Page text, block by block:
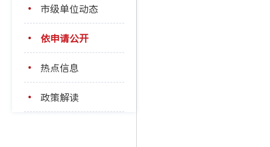
市级单位动态
依申请公开
热点信息
政策解读